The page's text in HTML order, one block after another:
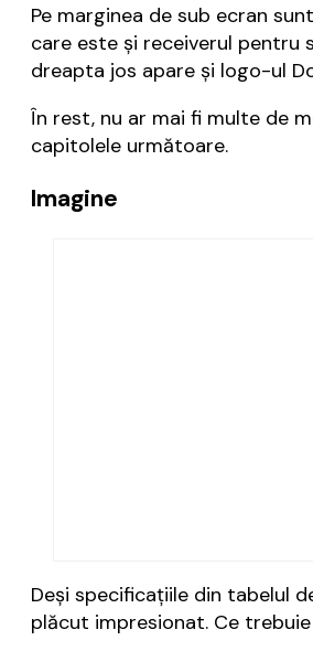
Pe marginea de sub ecran
care este și receiverul pentru
dreapta jos apare și logo-ul
În rest, nu ar mai fi multe de
capitolele următoare.
Imagine
Deși specificațiile din tabelul
plăcut impresionat. Ce